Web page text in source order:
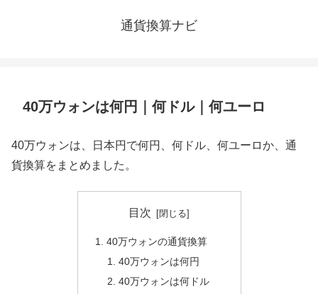
通貨換算ナビ
40万ウォンは何円｜何ドル｜何ユーロ
40万ウォンは、日本円で何円、何ドル、何ユーロか、通
貨換算をまとめました。
目次
40万ウォンの通貨換算
40万ウォンは何円
40万ウォンは何ドル